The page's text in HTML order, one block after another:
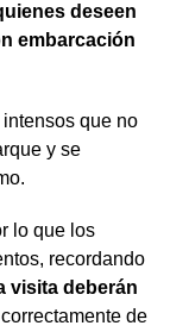
deseen
embarcación
que no
y se
lo que los
recordando
visita deberán
de